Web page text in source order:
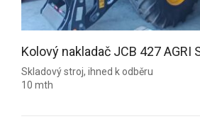
Kolový nakladač JCB 427 AGRI
Skladový stroj, ihned k odběru
10 mth